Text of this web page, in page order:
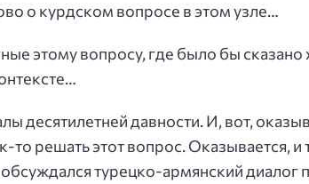
о курдском вопросе в этом узле…
этому вопросу, где было бы сказано
десятилетней давности. И, вот,
то решать этот вопрос. Оказывается, и
турецко-армянский диалог